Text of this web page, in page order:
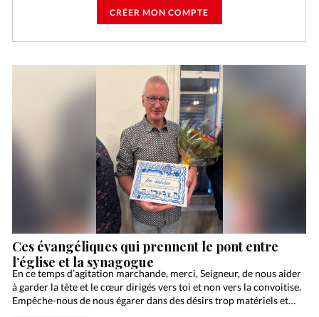
CRÉER MON COMPTE
Ces évangéliques qui prennent le pont entre
l’église et la synagogue
En ce temps d’agitation marchande, merci, Seigneur, de nous aider
à garder la tête et le cœur dirigés vers toi et non vers la convoitise.
Empêche-nous de nous égarer dans des désirs trop matériels et…